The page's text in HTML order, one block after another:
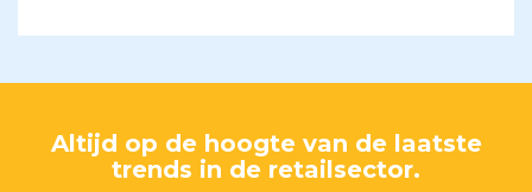
Altijd op de hoogte van de laatste
trends in de retailsector.